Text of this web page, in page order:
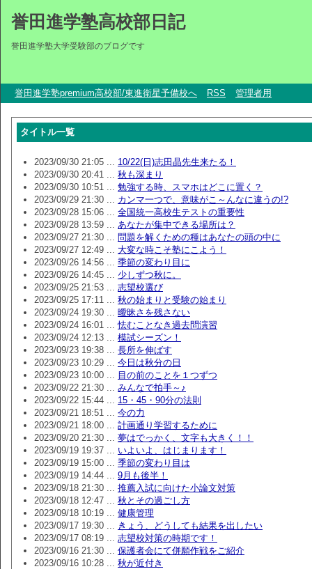
誉田進学塾高校部日記
誉田進学塾大学受験部のブログです
誉田進学塾premium高校部/東進衛星予備校へ RSS 管理者用
タイトル一覧
2023/09/30 21:05 ... 10/22(日)志田晶先生来たる！
2023/09/30 20:41 ... 秋も深まり
2023/09/30 10:51 ... 勉強する時、スマホはどこに置く？
2023/09/29 21:30 ... カンマ一つで、意味がこ～んなに違うの!?
2023/09/28 15:06 ... 全国統一高校生テストの重要性
2023/09/28 13:59 ... あなたが集中できる場所は？
2023/09/27 21:30 ... 問題を解くための種はあなたの頭の中に
2023/09/27 12:49 ... 大変な時こそ塾にこよう！
2023/09/26 14:56 ... 季節の変わり目に
2023/09/26 14:45 ... 少しずつ秋に。
2023/09/25 21:53 ... 志望校選び
2023/09/25 17:11 ... 秋の始まりと受験の始まり
2023/09/24 19:30 ... 曖昧さを残さない
2023/09/24 16:01 ...怯むことなき過去問演習
2023/09/24 12:13 ... 模試シーズン！
2023/09/23 19:38 ... 長所を伸ばす
2023/09/23 10:29 ... 今日は秋分の日
2023/09/23 10:00 ... 目の前のことを１つずつ
2023/09/22 21:30 ... みんなで拍手～♪
2023/09/22 15:44 ... 15・45・90分の法則
2023/09/21 18:51 ... 今の力
2023/09/21 18:00 ... 計画通り学習するために
2023/09/20 21:30 ... 夢はでっかく、文字も大きく！！
2023/09/19 19:37 ... いよいよ、はじまります！
2023/09/19 15:00 ... 季節の変わり目は
2023/09/19 14:44 ... 9月も後半！
2023/09/18 21:30 ... 推薦入試に向けた小論文対策
2023/09/18 12:47 ... 秋とその過ごし方
2023/09/18 10:19 ... 健康管理
2023/09/17 19:30 ... きょう、どうしても結果を出したい
2023/09/17 08:19 ... 志望校対策の時期です！
2023/09/16 21:30 ... 保護者会にて併願作戦をご紹介
2023/09/16 10:28 ... 秋が近付き